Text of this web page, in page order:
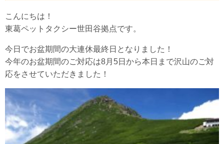
こんにちは！
東葛ペットタクシー世田谷拠点です。
今日でお盆期間の大連休最終日となりました！
今年のお盆期間のご対応は8月5日から本日まで沢山のご対
応をさせていただきました！